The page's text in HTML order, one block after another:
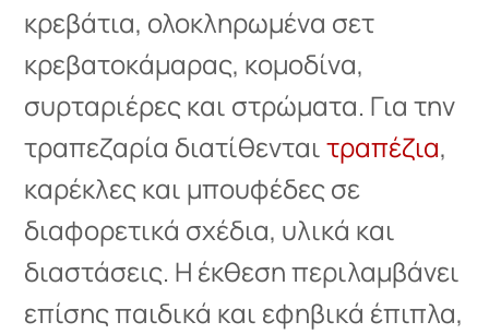
κρεβάτια, ολοκληρωμένα σετ
κρεβατοκάμαρας, κομοδίνα,
συρταριέρες και στρώματα. Για την
τραπεζαρία διατίθενταιτραπέζια,
καρέκλες και μπουφέδες σε
διαφορετικά σχέδια, υλικά και
διαστάσεις. Η έκθεση περιλαμβάνει
επίσης παιδικά και εφηβικά έπιπλα,